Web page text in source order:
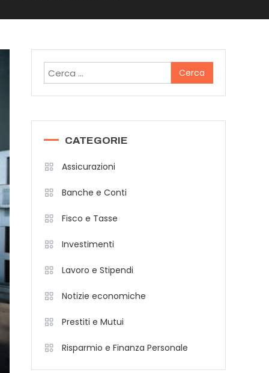
Ricerca
per:
CATEGORIE
Assicurazioni
Banche e Conti
Fisco e Tasse
Investimenti
Lavoro e Stipendi
Notizie economiche
Prestiti e Mutui
Risparmio e Finanza Personale